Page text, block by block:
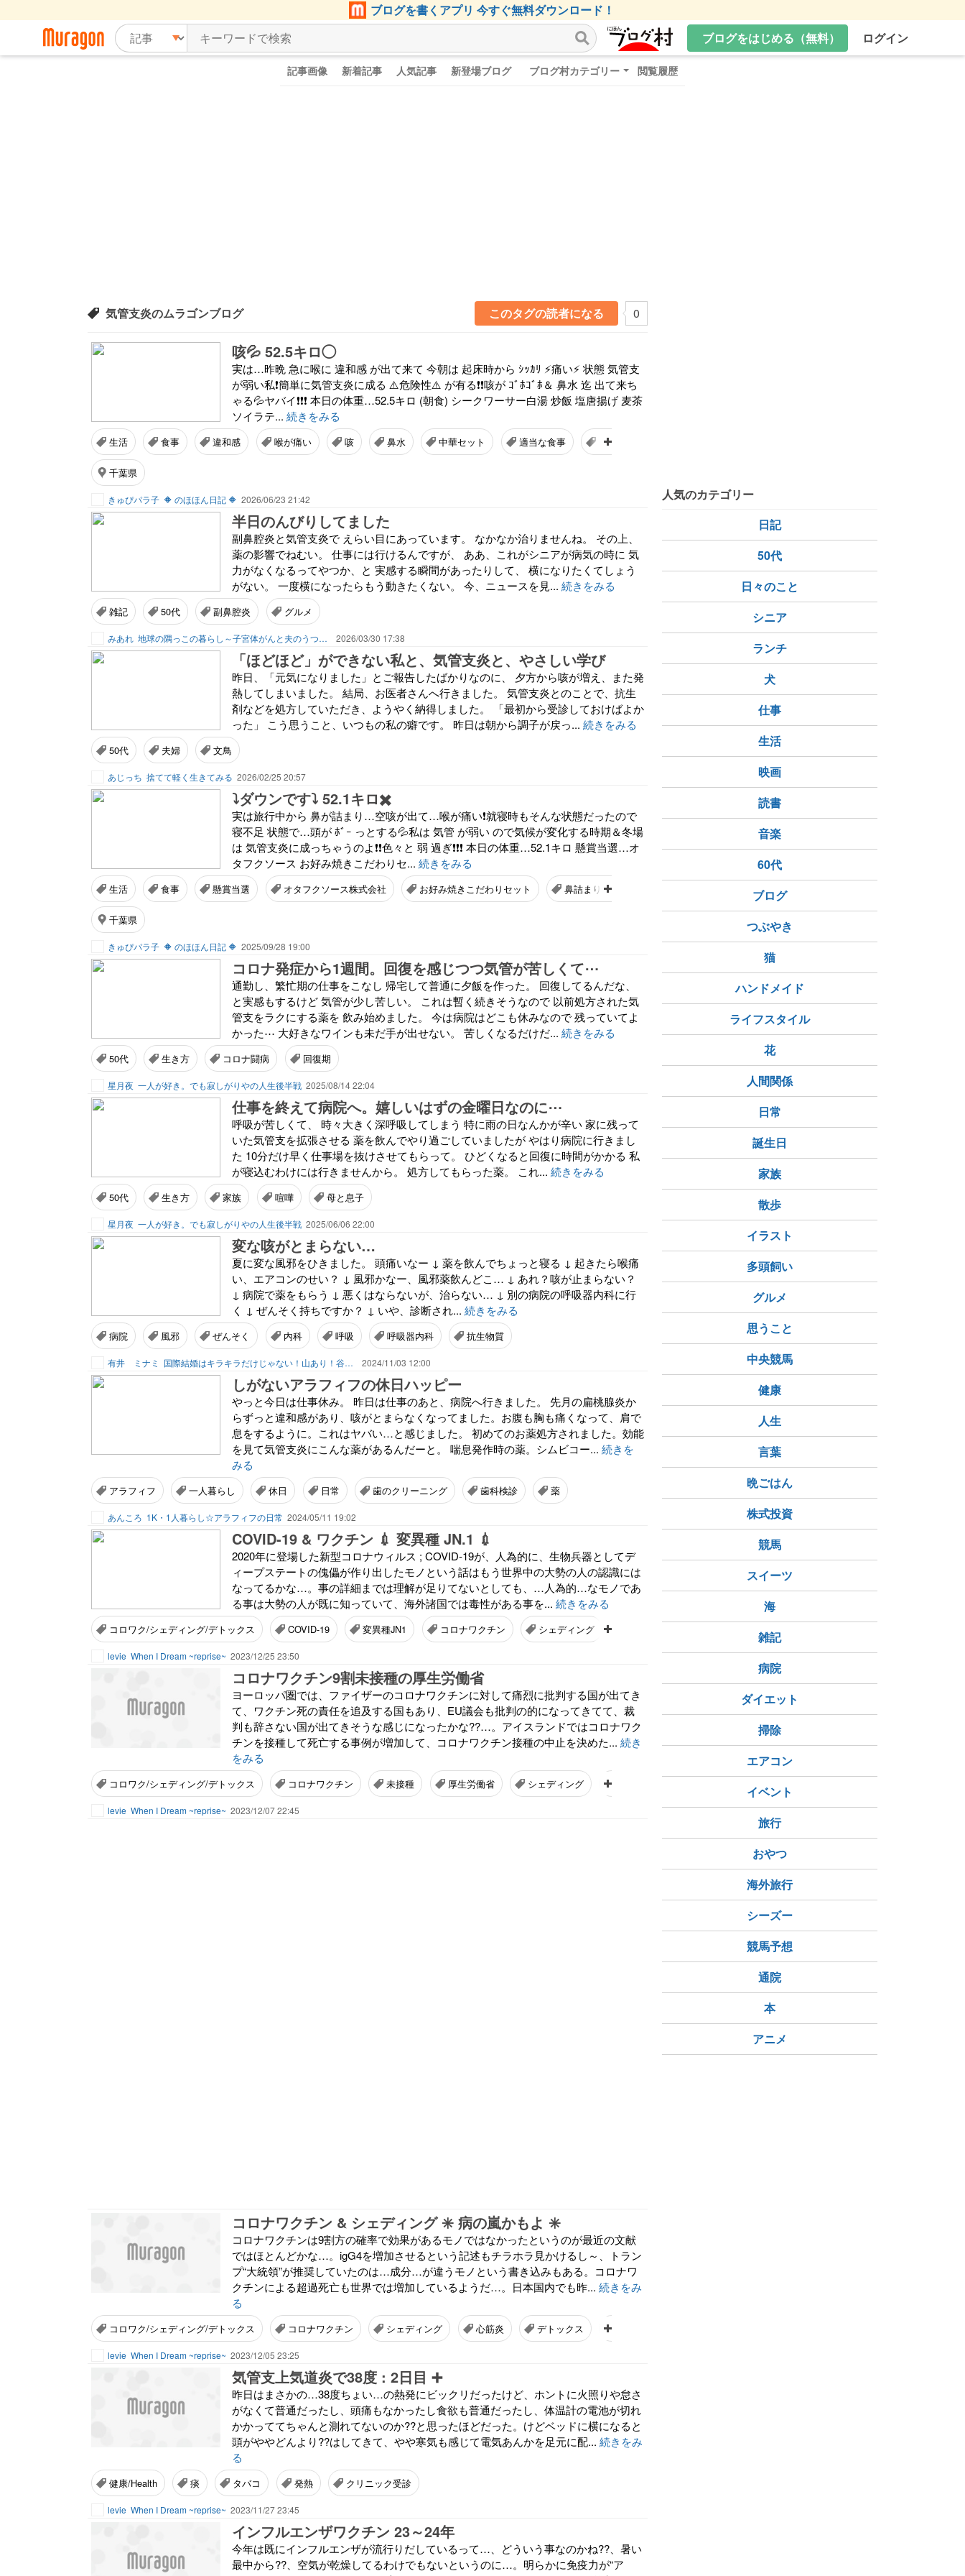
ブログを書くアプリ 今すぐ無料ダウンロード！
ブログをはじめる（無料）
ログイン
記事画像 新着記事 人気記事 新登場ブログ ブログ村カテゴリー 閲覧履歴
気管支炎のムラゴンブログ このタグの読者になる 0
咳💦 52.5キロ◯
実は…昨晩 急に喉に 違和感 が出て来て 今朝は 起床時から ｼｯｶﾘ ⚡痛い⚡ 状態 気管支
が弱い私❗簡単に気管支炎に成る ⚠️危険性⚠️ が有る❗❗咳が ｺﾞﾎｺﾞﾎ＆ 鼻水 迄 出て来ち
ゃる💦ヤバイ❗❗❗ 本日の体重…52.5キロ (朝食) シークワーサー白湯 炒飯 塩唐揚げ 麦茶
ソイラテ... 続きをみる
生活 食事 違和感 喉が痛い 咳 鼻水 中華セット 適当な食事 ダイエット
千葉県
きゅぴパラ子 🔶 のほほん日記 🔶 2026/06/23 21:42
半日のんびりしてました
副鼻腔炎と気管支炎で えらい目にあっています。 なかなか治りませんね。 その上、
薬の影響でねむい。 仕事には行けるんですが、 ああ、これがシニアが病気の時に 気
力がなくなるってやつか、と 実感する瞬間があったりして、 横になりたくてしょう
がない。 一度横になったらもう動きたくない。 今、ニュースを見... 続きをみる
雑記 50代 副鼻腔炎 グルメ
みあれ 地球の隅っこの暮らし～子宮体がんと夫のうつと人生のかたち 2026/03/30 17:38
「ほどほど」ができない私と、気管支炎と、やさしい学び
昨日、「元気になりました」とご報告したばかりなのに、 夕方から咳が増え、また発
熱してしまいました。 結局、お医者さんへ行きました。 気管支炎とのことで、抗生
剤などを処方していただき、ようやく納得しました。 「最初から受診しておけばよか
った」 こう思うこと、いつもの私の癖です。 昨日は朝から調子が戻っ... 続きをみる
50代 夫婦 文鳥
あじっち 捨てて軽く生きてみる 2026/02/25 20:57
⤵ダウンです⤵ 52.1キロ✖️
実は旅行中から 鼻が詰まり…空咳が出て…喉が痛い❗就寝時もそんな状態だったので
寝不足 状態で…頭が ﾎﾞｰ っとする💦私は 気管 が弱い ので気候が変化する時期＆冬場
は 気管支炎に成っちゃうのよ❗❗色々と 弱 過ぎ❗❗❗ 本日の体重…52.1キロ 懸賞当選…オ
タフクソース お好み焼きこだわりセ... 続きをみる
生活 食事 懸賞当選 オタフクソース株式会社 お好み焼きこだわりセット 鼻詰まり 空咳 喉の痛み お熱取ろう+メンソレータム
千葉県
きゅぴパラ子 🔶 のほほん日記 🔶 2025/09/28 19:00
コロナ発症から1週間。回復を感じつつ気管が苦しくて⋯
通勤し、繁忙期の仕事をこなし 帰宅して普通に夕飯を作った。 回復してるんだな、
と実感もするけど 気管が少し苦しい。 これは暫く続きそうなので 以前処方された気
管支をラクにする薬を 飲み始めました。 今は病院はどこも休みなので 残っていてよ
かった⋯ 大好きなワインも未だ手が出せない。 苦しくなるだけだ... 続きをみる
50代 生き方 コロナ闘病 回復期
星月夜 一人が好き。でも寂しがりやの人生後半戦 2025/08/14 22:04
仕事を終えて病院へ。嬉しいはずの金曜日なのに⋯
呼吸が苦しくて、 時々大きく深呼吸してしまう 特に雨の日なんかが辛い 家に残って
いた気管支を拡張させる 薬を飲んでやり過ごしていましたが やはり病院に行きまし
た 10分だけ早く仕事場を抜けさせてもらって。 ひどくなると回復に時間がかかる 私
が寝込むわけには行きませんから。 処方してもらった薬。 これ... 続きをみる
50代 生き方 家族 喧嘩 母と息子
星月夜 一人が好き。でも寂しがりやの人生後半戦 2025/06/06 22:00
変な咳がとまらない…
夏に変な風邪をひきました。 頭痛いなー ↓ 薬を飲んでちょっと寝る ↓ 起きたら喉痛
い、エアコンのせい？ ↓ 風邪かなー、風邪薬飲んどこ… ↓ あれ？咳が止まらない？
↓ 病院で薬をもらう ↓ 悪くはならないが、治らない… ↓ 別の病院の呼吸器内科に行
く ↓ ぜんそく持ちですか？ ↓ いや、診断され... 続きをみる
病院 風邪 ぜんそく 内科 呼吸 呼吸器内科 抗生物質
有井 ミナミ 国際結婚はキラキラだけじゃない！山あり！谷あり！闇もある！？ 2024/11/03 12:00
しがないアラフィフの休日ハッピー
やっと今日は仕事休み。 昨日は仕事のあと、病院へ行きました。 先月の扁桃腺炎か
らずっと違和感があり、咳がとまらなくなってました。お腹も胸も痛くなって、肩で
息をするように。これはヤバい…と感じました。 初めてのお薬処方されました。効能
を見て気管支炎にこんな薬があるんだーと。 喘息発作時の薬。シムビコー... 続きを
みる
アラフィフ 一人暮らし 休日 日常 歯のクリーニング 歯科検診 薬
あんころ 1K・1人暮らし☆アラフィフの日常 2024/05/11 19:02
COVID-19 & ワクチン 💉 変異種 JN.1 💉
2020年に登場した新型コロナウィルス ; COVID-19が、人為的に、生物兵器としてデ
ィープステートの傀儡が作り出したモノという話はもう世界中の大勢の人の認識には
なってるかな…。事の詳細までは理解が足りてないとしても、…人為的…なモノであ
る事は大勢の人が既に知っていて、海外諸国では毒性がある事を... 続きをみる
コロワク/シェディング/デトックス COVID-19 変異種JN1 コロナワクチン シェディング XBBワクチン
levie When I Dream ~reprise~ 2023/12/25 23:50
コロナワクチン9割未接種の厚生労働省
ヨーロッパ圏では、ファイザーのコロナワクチンに対して痛烈に批判する国が出てき
て、ワクチン死の責任を追及する国もあり、EU議会も批判の的になってきてて、裁
判も辞さない国が出てきそうな感じになったかな??…。アイスランドではコロナワク
チンを接種して死亡する事例が増加して、コロナワクチン接種の中止を決めた... 続き
をみる
コロワク/シェディング/デトックス コロナワクチン 未接種 厚生労働省 シェディング
levie When I Dream ~reprise~ 2023/12/07 22:45
コロナワクチン & シェディング ✳️ 病の嵐かもよ ✳️
コロナワクチンは9割方の確率で効果があるモノではなかったというのが最近の文献
ではほとんどかな…。igG4を増加させるという記述もチラホラ見かけるし～、トラン
プ“大統領”が推奨していたのは…成分…が違うモノという書き込みもある。コロナワ
クチンによる超過死亡も世界では増加しているようだ…。日本国内でも昨... 続きをみ
る
コロワク/シェディング/デトックス コロナワクチン シェディング 心筋炎 デトックス
levie When I Dream ~reprise~ 2023/12/05 23:25
気管支上気道炎で38度 : 2日目 ➕
昨日はまさかの…38度ちょい…の熱発にビックリだったけど、ホントに火照りや怠さ
がなくて普通だったし、頭痛もなかったし食欲も普通だったし、体温計の電池が切れ
かかっててちゃんと測れてないのか??と思ったほどだった。けどベッドに横になると
頭がややどんより??はしてきて、やや寒気も感じて電気あんかを足元に配... 続きをみ
る
健康/Health 痰 タバコ 発熱 クリニック受診
levie When I Dream ~reprise~ 2023/11/27 23:45
インフルエンザワクチン 23～24年
今年は既にインフルエンザが流行りだしているって…、どういう事なのかね??、暑い
最中から??、空気が乾燥してるわけでもないというのに…。明らかに免疫力が“ア
人気のカテゴリー
日記
50代
日々のこと
シニア
ランチ
犬
仕事
生活
映画
読書
音楽
60代
ブログ
つぶやき
猫
ハンドメイド
ライフスタイル
花
人間関係
日常
誕生日
家族
散歩
イラスト
多頭飼い
グルメ
思うこと
中央競馬
健康
人生
言葉
晩ごはん
株式投資
競馬
スイーツ
海
雑記
病院
ダイエット
掃除
エアコン
イベント
旅行
おやつ
海外旅行
シーズー
競馬予想
通院
本
アニメ